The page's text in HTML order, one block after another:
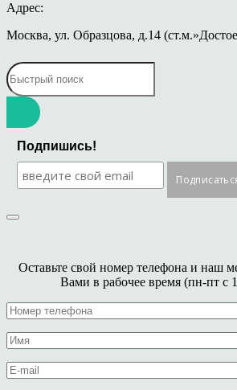
Адрес:
Москва, ул. Образцова, д.14
Подпишись!
Оставьте свой номер телефона и наш
Вами в рабочее время (пн-пт с